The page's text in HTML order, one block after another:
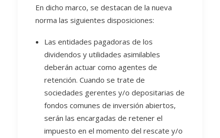
En dicho marco, se destacan de la nueva
norma las siguientes disposiciones:
Las entidades pagadoras de los
dividendos y utilidades asimilables
deberán actuar como agentes de
retención. Cuando se trate de
sociedades gerentes y/o depositarias de
fondos comunes de inversión abiertos,
serán las encargadas de retener el
impuesto en el momento del rescate y/o